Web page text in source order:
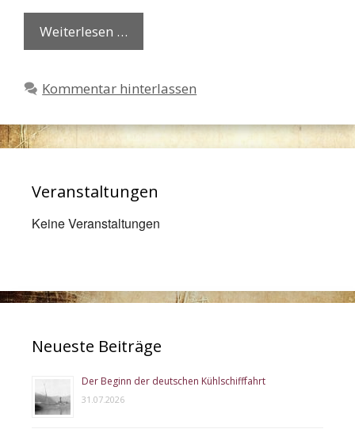
Weiterlesen …
Kommentar hinterlassen
Veranstaltungen
Keine Veranstaltungen
Neueste Beiträge
Der Beginn der deutschen Kühlschifffahrt
31.07.2026